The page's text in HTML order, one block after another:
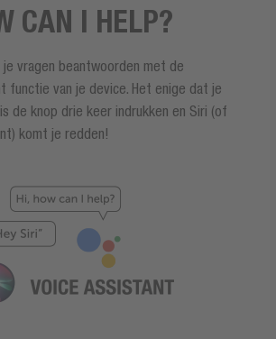
CAN I HELP?
je vragen beantwoorden met de
functie van je device. Het enige dat je
de knop drie keer indrukken en Siri (of
komt je redden!